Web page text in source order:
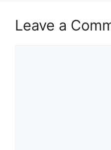
Leave a